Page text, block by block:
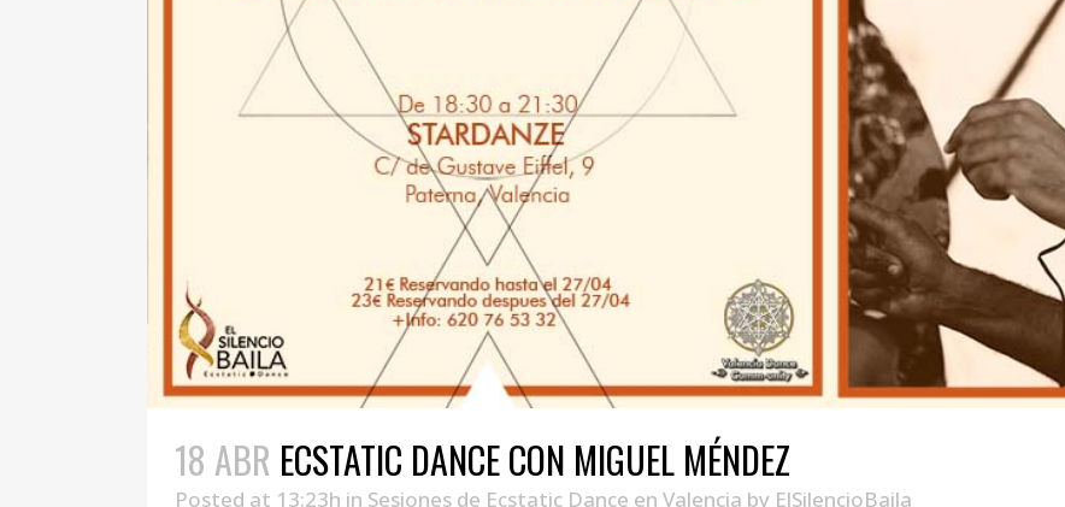
18 ABR ECSTATIC DANCE CON MIGUEL MÉNDEZ
Posted at 13:23h in Sesiones de Ecstatic Dance en Valencia by ElSilencioBaila